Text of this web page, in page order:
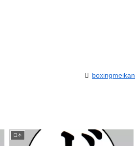
boxingmeikan
日本